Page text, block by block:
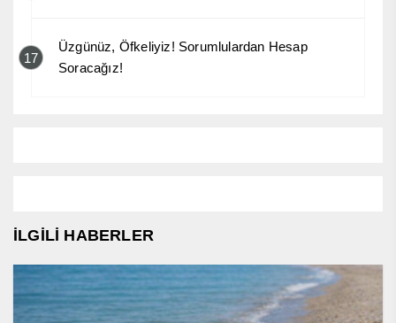
17
Üzgünüz, Öfkeliyiz! Sorumlulardan Hesap
Soracağız!
İLGİLİ HABERLER